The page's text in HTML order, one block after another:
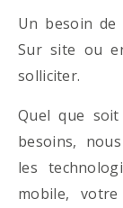
Un besoin
Sur site ou
solliciter.
Quel que
besoins,
les
mobile,